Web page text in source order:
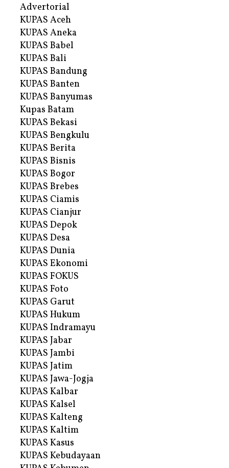
Advertorial
KUPAS Aceh
KUPAS Aneka
KUPAS Babel
KUPAS Bali
KUPAS Bandung
KUPAS Banten
KUPAS Banyumas
Kupas Batam
KUPAS Bekasi
KUPAS Bengkulu
KUPAS Berita
KUPAS Bisnis
KUPAS Bogor
KUPAS Brebes
KUPAS Ciamis
KUPAS Cianjur
KUPAS Depok
KUPAS Desa
KUPAS Dunia
KUPAS Ekonomi
KUPAS FOKUS
KUPAS Foto
KUPAS Garut
KUPAS Hukum
KUPAS Indramayu
KUPAS Jabar
KUPAS Jambi
KUPAS Jatim
KUPAS Jawa-Jogja
KUPAS Kalbar
KUPAS Kalsel
KUPAS Kalteng
KUPAS Kaltim
KUPAS Kasus
KUPAS Kebudayaan